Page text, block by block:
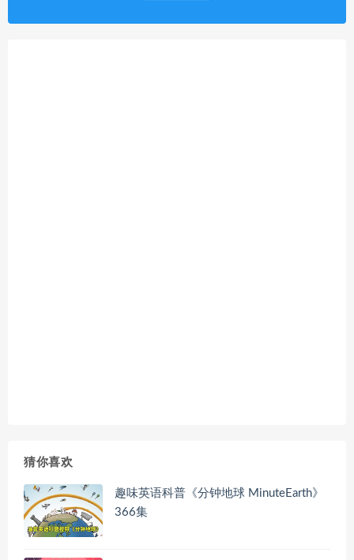
猜你喜欢
趣味英语科普《分钟地球 MinuteEarth》
366集